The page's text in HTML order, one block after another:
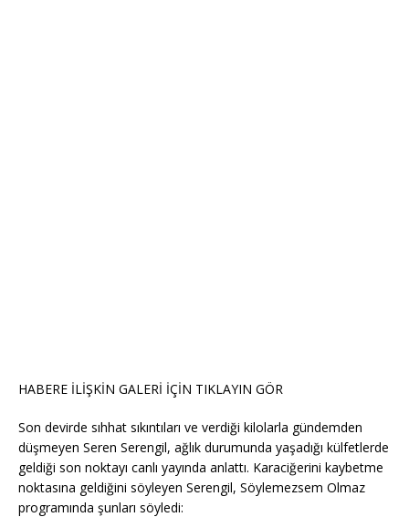
HABERE İLİŞKİN GALERİ İÇİN TIKLAYIN GÖR
Son devirde sıhhat sıkıntıları ve verdiği kilolarla gündemden
düşmeyen Seren Serengil, ağlık durumunda yaşadığı külfetlerde
geldiği son noktayı canlı yayında anlattı. Karaciğerini kaybetme
noktasına geldiğini söyleyen Serengil, Söylemezsem Olmaz
programında şunları söyledi: